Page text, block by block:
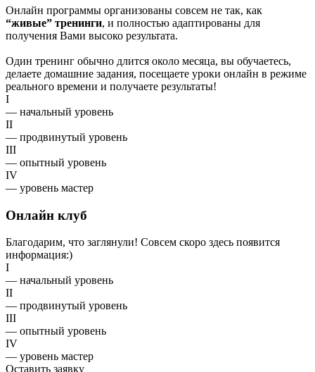
Онлайн программы организованы совсем не так, как
“живые” тренинги, и полностью адаптированы для
получения Вами высоко результата.
Один тренинг обычно длится около месяца, вы обучаетесь,
делаете домашние задания, посещаете уроки онлайн в режиме
реального времени и получаете результаты!
I
— начальный уровень
II
— продвинутый уровень
III
— опытный уровень
IV
— уровень мастер
Онлайн клуб
Благодарим, что заглянули! Совсем скоро здесь появится
информация:)
I
— начальный уровень
II
— продвинутый уровень
III
— опытный уровень
IV
— уровень мастер
Оставить заявку